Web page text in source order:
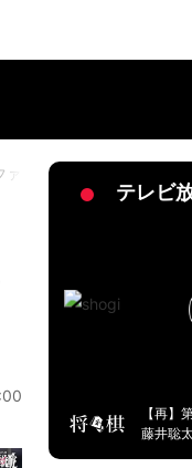
ン騒然「一気に逆転する
テレビ
【再】
藤井聡